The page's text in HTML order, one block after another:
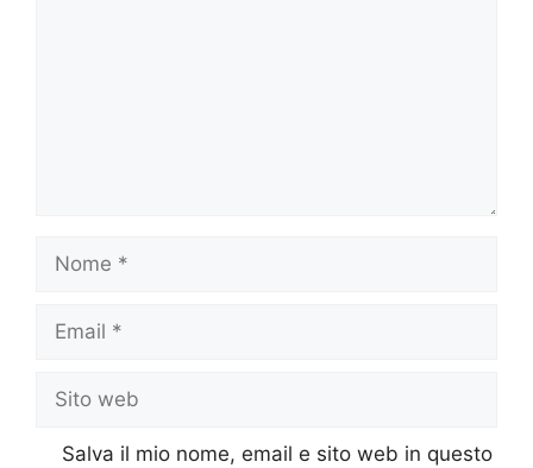
Nome
Email
Sito
web
Salva il mio nome, email e sito web in questo